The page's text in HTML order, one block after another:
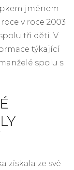
jménem
v roce 2003
tři děti. V
týkající
spolu s
získala ze své